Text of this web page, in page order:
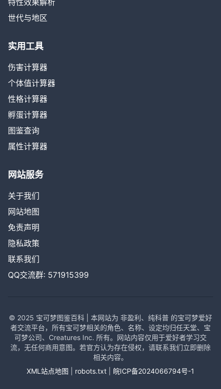
特性效果解析
世代与地区
实用工具
伤害计算器
个体值计算器
性格计算器
孵蛋计算器
图鉴查询
属性计算器
网站服务
关于我们
网站地图
免责声明
隐私政策
联系我们
QQ交流群: 571915399
© 2025 宝可梦图鉴百科 | 本网站为 非盈利、纯科普 的宝可梦爱好
者交流平台，所有宝可梦相关的角色、名称、设定均归任天堂、宝
可梦公司、Creatures Inc. 所有。网站内容仅用于爱好者学习交
流，无任何商用意图。若官方认为存在侵权，请联系我们立即删除
相关内容。
XML站点地图
robots.txt 皖ICP备2024066794号-1